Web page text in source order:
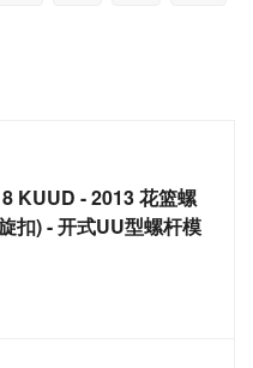
KUUD - 2013 花篮螺
扣) - 开式UU型螺杆模